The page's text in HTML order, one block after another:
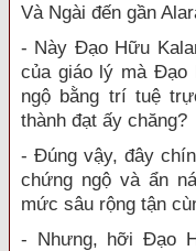
Và Ngài đến gần
- Này Đạo Hữu
của giáo lý mà Đạo
ngộ bằng trí tuệ
thành đạt ấy chăng?
- Đúng vậy, đây
chứng ngộ và ẩn
mức sâu rộng tận
- Nhưng, hỡi Đạo